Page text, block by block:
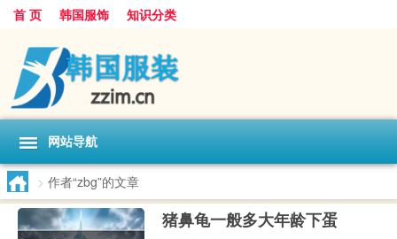
首 页 韩国服饰 知识分类
网站导航
> 作者“zbg”的文章
猪鼻龟一般多大年龄下蛋